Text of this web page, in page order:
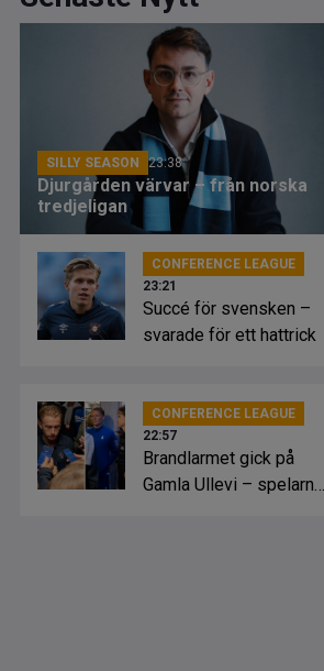
SILLY SEASON 23:38
Djurgården värvar – från norska
tredjeligan
CONFERENCE LEAGUE
23:21
Succé för svensken –
svarade för ett hattrick
CONFERENCE LEAGUE
22:57
Brandlarmet gick på
Gamla Ullevi – spelarna